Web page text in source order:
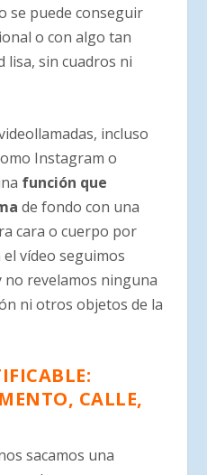
se puede conseguir
o con algo tan
lisa, sin cuadros ni
incluso
Instagram o
función que
de fondo con una
cara o cuerpo por
vídeo seguimos
revelamos ninguna
ni otros objetos de la
CALLE,
sacamos una